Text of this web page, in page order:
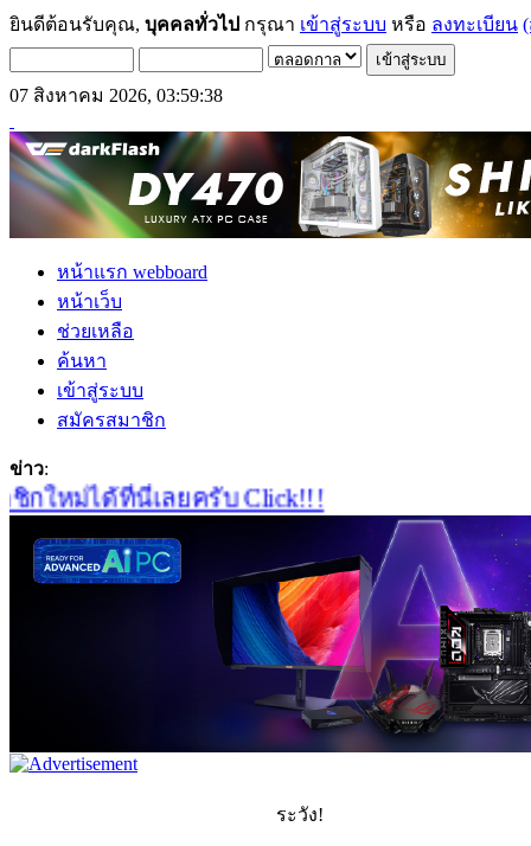
ยินดีต้อนรับคุณ, บุคคลทั่วไป กรุณา เข้าสู่ระบบ หรือ ลงทะเบียน
07 สิงหาคม 2026, 03:59:38
หน้าแรก webboard
หน้าเว็บ
ช่วยเหลือ
ค้นหา
เข้าสู่ระบบ
สมัครสมาชิก
ข่าว:
ใหม่ได้ที่นี่เลยครับ Click!!!
ระวัง!